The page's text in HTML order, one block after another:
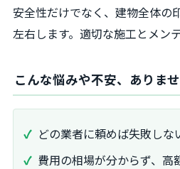
安全性だけでなく、建物全体の
左右します。適切な施工とメン
こんな悩みや不安、ありま
どの業者に頼めば失敗しな
費用の相場が分からず、高